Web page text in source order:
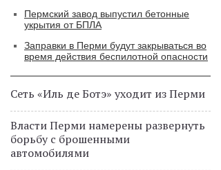
Пермский завод выпустил бетонные
укрытия от БПЛА
Заправки в Перми будут закрываться во
время действия беспилотной опасности
Сеть «Иль де Ботэ» уходит из Перми
Власти Перми намерены развернуть
борьбу с брошенными
автомобилями